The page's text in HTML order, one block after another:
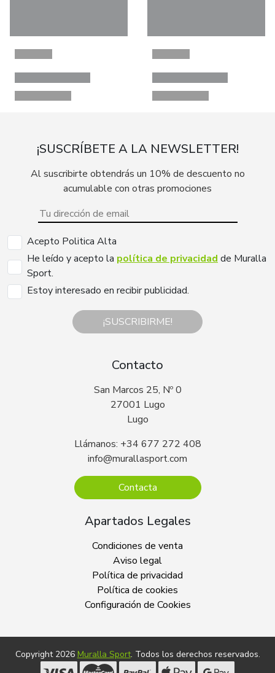
¡SUSCRÍBETE A LA NEWSLETTER!
Al suscribirte obtendrás un 10% de descuento no
acumulable con otras promociones
Acepto Politica Alta
He leído y acepto la política de privacidad de Muralla
Sport.
Estoy interesado en recibir publicidad.
¡SUSCRIBIRME!
Contacto
San Marcos 25, Nº 0
27001 Lugo
Lugo
Llámanos: +34 677 272 408
info@murallasport.com
Contacta
Apartados Legales
Condiciones de venta
Aviso legal
Política de privacidad
Política de cookies
Configuración de Cookies
Copyright 2026 Muralla Sport. Todos los derechos reservados.